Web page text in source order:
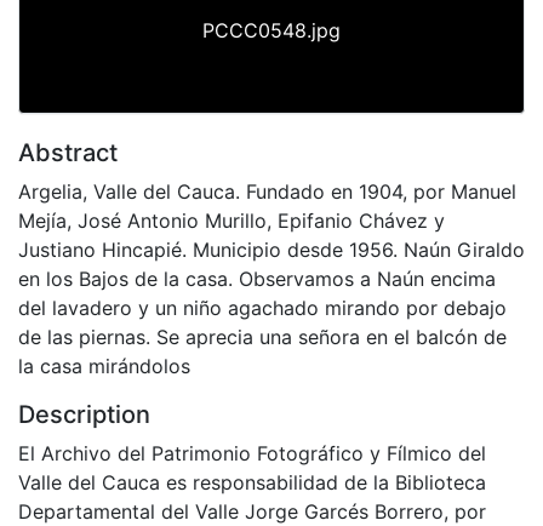
PCCC0548.jpg
Abstract
Argelia, Valle del Cauca. Fundado en 1904, por Manuel
Mejía, José Antonio Murillo, Epifanio Chávez y
Justiano Hincapié. Municipio desde 1956. Naún Giraldo
en los Bajos de la casa. Observamos a Naún encima
del lavadero y un niño agachado mirando por debajo
de las piernas. Se aprecia una señora en el balcón de
la casa mirándolos
Description
El Archivo del Patrimonio Fotográfico y Fílmico del
Valle del Cauca es responsabilidad de la Biblioteca
Departamental del Valle Jorge Garcés Borrero, por